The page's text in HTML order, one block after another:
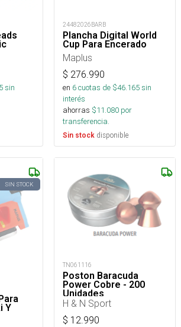
sin
24482026BARB
Plancha Digital World
Cup Para Encerado
Maplus
$ 276.990
en 6cuotas de $46.165sin
interés
ahorras $11.080 por
transferencia.
Sin stock disponible
SIN STOCK
Y
TN061116
Poston Baracuda
Power Cobre - 200
Unidades
H & N Sport
$ 12.990